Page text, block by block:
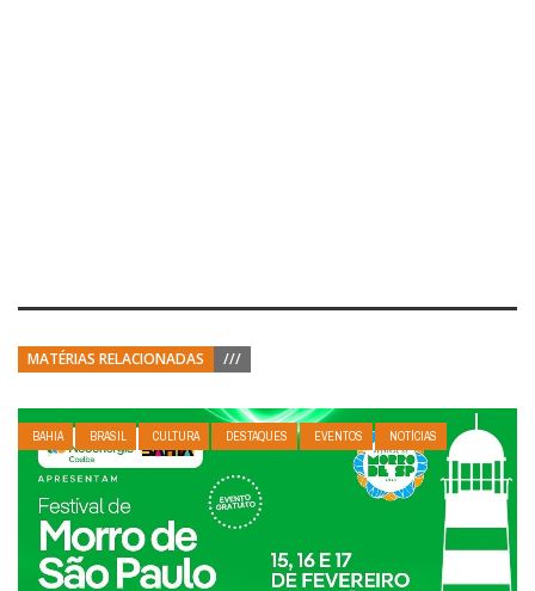
MATÉRIAS RELACIONADAS ///
BAHIA BRASIL CULTURA DESTAQUES EVENTOS NOTÍCIAS